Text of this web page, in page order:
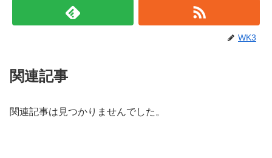
WK3
関連記事
関連記事は見つかりませんでした。